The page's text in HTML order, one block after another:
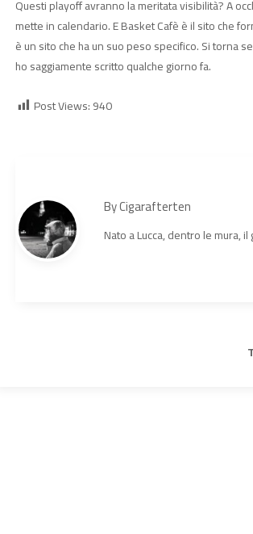
Questi playoff avranno la meritata visibilità? A
mette in calendario. E Basket Cafè è il sito che
è un sito che ha un suo peso specifico. Si torna
ho saggiamente scritto qualche giorno fa.
Post Views:940
ByCigarafterten
Nato a Lucca, dentro le mura,